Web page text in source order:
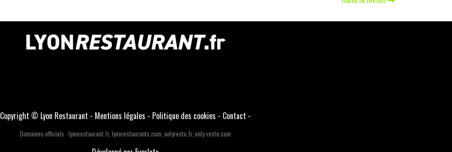
Copyright © Lyon Restaurant - Mentions légales - Politique des cookies - Contact -
Domaines officiels : lyonrestaurant.fr, lyonrestaurants.com, onlyresto.fr, only-resto.com